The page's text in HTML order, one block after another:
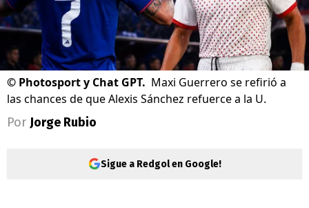
© Photosport y Chat GPT. Maxi Guerrero se refirió a
las chances de que Alexis Sánchez refuerce a la U.
Por Jorge Rubio
Sigue a Redgol en Google!